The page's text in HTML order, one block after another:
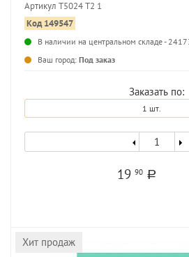
Артикул Т5024 Т2 1
Код 149547
В наличии на центральном складе -
Ваш город: Под заказ
Заказать по:
1 шт.
1990 a
Хит продаж